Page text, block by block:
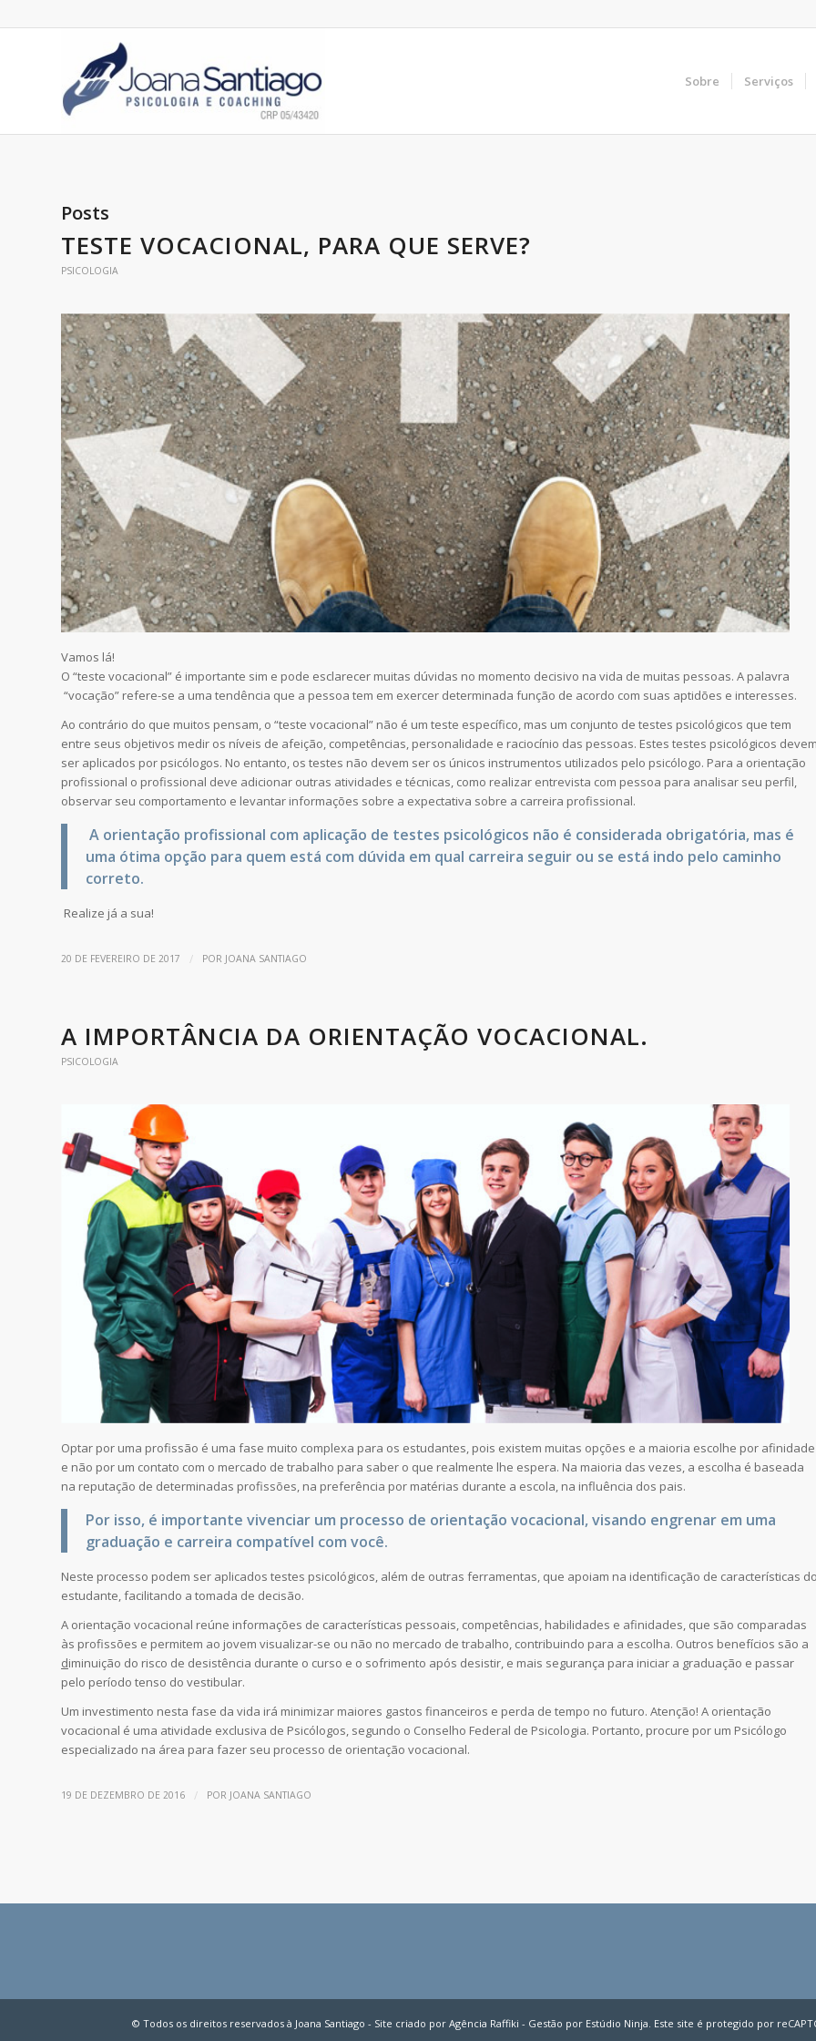
Sobre Serviços
Posts
TESTE VOCACIONAL, PARA QUE SERVE?
PSICOLOGIA
Vamos lá!
O “teste vocacional” é importante sim e pode esclarecer muitas dúvidas no momento decisivo na vida de muitas pessoas. A palavra
“vocação” refere-se a uma tendência que a pessoa tem em exercer determinada função de acordo com suas aptidões e interesses.
Ao contrário do que muitos pensam, o “teste vocacional” não é um teste específico, mas um conjunto de testes psicológicos que tem
entre seus objetivos medir os níveis de afeição, competências, personalidade e raciocínio das pessoas. Estes testes psicológicos
ser aplicados por psicólogos. No entanto, os testes não devem ser os únicos instrumentos utilizados pelo psicólogo. Para a orientação
profissional o profissional deve adicionar outras atividades e técnicas, como realizar entrevista com pessoa para analisar seu perfil,
observar seu comportamento e levantar informações sobre a expectativa sobre a carreira profissional.
A orientação profissional com aplicação de testes psicológicos não é considerada obrigatória, mas é
uma ótima opção para quem está com dúvida em qual carreira seguir ou se está indo pelo caminho
correto.
Realize já a sua!
20 DE FEVEREIRO DE 2017 / POR JOANA SANTIAGO
A IMPORTÂNCIA DA ORIENTAÇÃO VOCACIONAL.
PSICOLOGIA
Optar por uma profissão é uma fase muito complexa para os estudantes, pois existem muitas opções e a maioria escolhe por afinidade
e não por um contato com o mercado de trabalho para saber o que realmente lhe espera. Na maioria das vezes, a escolha é baseada
na reputação de determinadas profissões, na preferência por matérias durante a escola, na influência dos pais.
Por isso, é importante vivenciar um processo de orientação vocacional, visando engrenar em uma
graduação e carreira compatível com você.
Neste processo podem ser aplicados testes psicológicos, além de outras ferramentas, que apoiam na identificação de características
estudante, facilitando a tomada de decisão.
A orientação vocacional reúne informações de características pessoais, competências, habilidades e afinidades, que são comparadas
às profissões e permitem ao jovem visualizar-se ou não no mercado de trabalho, contribuindo para a escolha. Outros benefícios são a
diminuição do risco de desistência durante o curso e o sofrimento após desistir, e mais segurança para iniciar a graduação e passar
pelo período tenso do vestibular.
Um investimento nesta fase da vida irá minimizar maiores gastos financeiros e perda de tempo no futuro. Atenção! A orientação
vocacional é uma atividade exclusiva de Psicólogos, segundo o Conselho Federal de Psicologia. Portanto, procure por um Psicólogo
especializado na área para fazer seu processo de orientação vocacional.
19 DE DEZEMBRO DE 2016 / POR JOANA SANTIAGO
© Todos os direitos reservados à Joana Santiago - Site criado por Agência Raffiki - Gestão por Estúdio Ninja. Este site é protegido por